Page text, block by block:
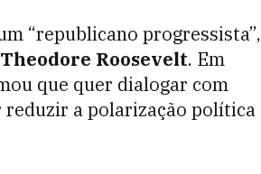
“republicano progressista”,
Roosevelt. Em
que quer dialogar com
a polarização política